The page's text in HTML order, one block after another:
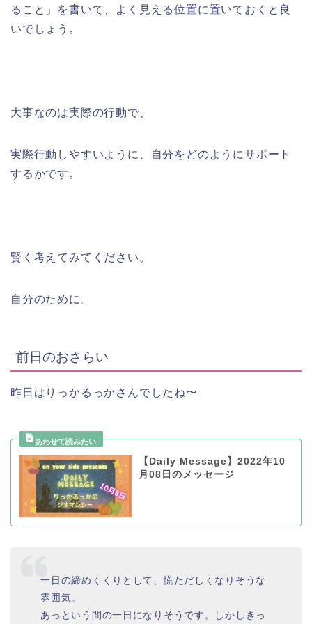
ること」を書いて、よく見える位置に置いておくと良
いでしょう。
大事なのは実際の行動で、
実際行動しやすいように、自分をどのようにサポート
するかです。
賢く考えてみてください。
自分のために。
前日のおさらい
昨日はりっかるっかさんでしたね〜
【Daily Message】2022年10
月08日のメッセージ
一日の締めくくりとして、慌ただしくなりそうな
雰囲気。
あっという間の一日になりそうです。しかしきっ